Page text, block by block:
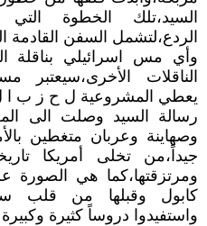
السيد،تلك الخطوة
الردع،لتشمل السفن القادمة
وأي مس اسرائيلي بناقلة
الناقلات الأخرى،سيعتبر
يعطي المشروعية ل ح ز ب ا
رسالة السيد وصلت الى
وصهاينة وعربان متغطين
جيداً،من تخلى أمريكا
ومرتزقتها،كما هي الصورة
كابول وقبلها من قلب
واستفيدوا دروساً كثيرة